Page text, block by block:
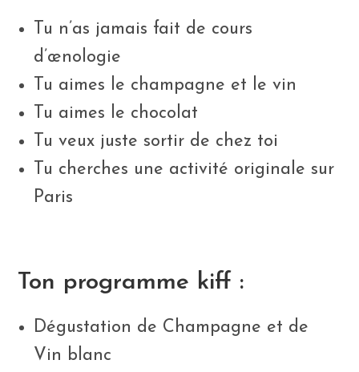
Tu n’as jamais fait de cours
d’œnologie
Tu aimes le champagne et le vin
Tu aimes le chocolat
Tu veux juste sortir de chez toi
Tu cherches une activité originale sur
Paris
Ton programme kiff :
Dégustation de Champagne et de
Vin blanc